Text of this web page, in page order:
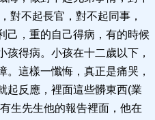
對不起長官，對不起同事，
己，重的自己得病，有的時候
得病。小孩在十二歲以下，
這樣一懺悔，真正是痛哭，
起反應，裡面這些髒東西(業
生先生他的報告裡面，他在